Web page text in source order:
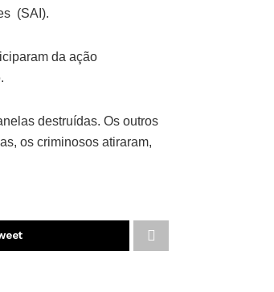
(SAI).
da ação
destruídas. Os outros
os criminosos atiraram,